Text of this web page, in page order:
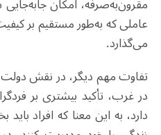
عاملی که به‌طور مستقیم بر
می‌گذارد.
تفاوت مهم دیگر، در نقش
در غرب، تأکید بیشتری بر
دارد، به این معنا که افراد